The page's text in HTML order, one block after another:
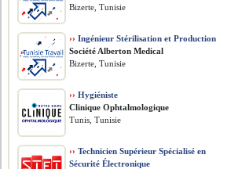
Bizerte, Tunisie
›› Ingénieur Stérilisation et Production
Société Alberton Medical
Bizerte, Tunisie
›› Hygiéniste
Clinique Ophtalmologique
Tunis, Tunisie
›› Technicien Supérieur Spécialisé en
Sécurité Électronique